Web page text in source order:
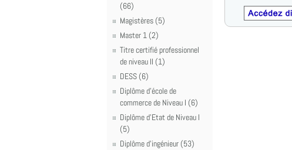
(66)
Magistères (5)
Master 1 (2)
Titre certifié professionnel
de niveau II (1)
DESS (6)
Diplôme d'école de
commerce de Niveau I (6)
Diplôme d'Etat de Niveau I
(5)
Diplôme d'ingénieur (53)